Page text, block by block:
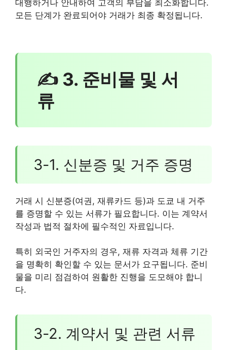
대행하거나 안내하여 고객의 부담을 최소화합니다.
모든 단계가 완료되어야 거래가 최종 확정됩니다.
✍ 3. 준비물 및 서
류
3-1. 신분증 및 거주 증명
거래 시 신분증(여권, 재류카드 등)과 도쿄 내 거주
를 증명할 수 있는 서류가 필요합니다. 이는 계약서
작성과 법적 절차에 필수적인 자료입니다.
특히 외국인 거주자의 경우, 재류 자격과 체류 기간
을 명확히 확인할 수 있는 문서가 요구됩니다. 준비
물을 미리 점검하여 원활한 진행을 도모해야 합니
다.
3-2. 계약서 및 관련 서류